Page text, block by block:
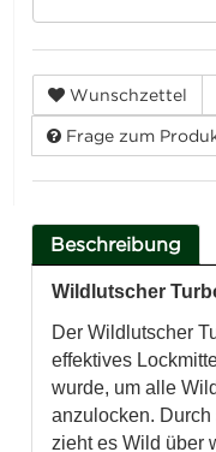
Wunschzettel
Frage zum
Beschreibung
Wildlutscher
Der Wildlutscher
effektives
wurde, um alle
anzulocken.
zieht es Wild über